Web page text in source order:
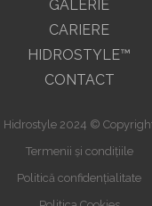
GALERIE
CARIERE
HIDROSTYLE™
CONTACT
Hidrostyle 2024 ©
Termenii și condițiile
Politică confidențialitate